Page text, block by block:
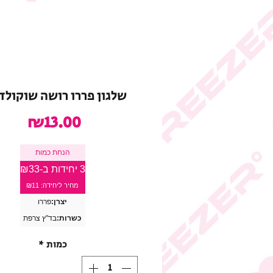
שלגון פררו רושה
₪13.00
הנחת כמות
3 יחידות ב-₪33
מחיר ליחידה: ₪11
יצרן:פררו
כשרות:בד"ץ צרפת
כמות *